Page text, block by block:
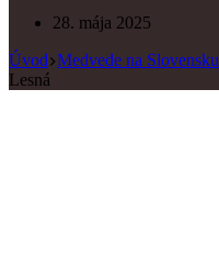
28. mája 2025
Úvod Medvede na Slovensku
Lesná